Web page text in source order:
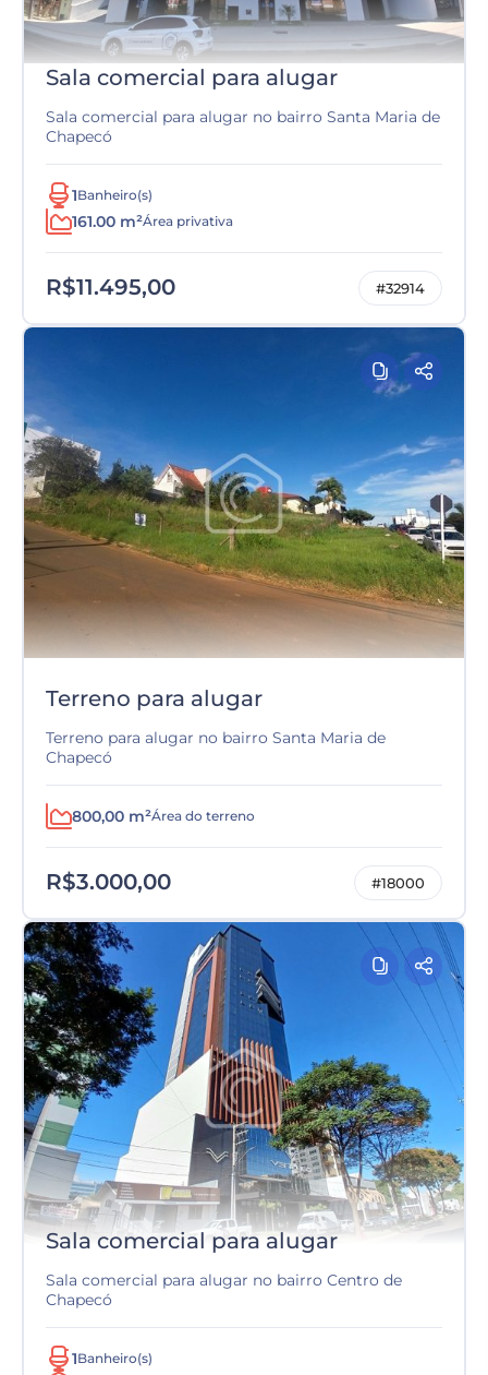
Sala comercial para alugar
Sala comercial para alugar no bairro Santa Maria de
Chapecó
1Banheiro(s)
161.00 m²Área privativa
R$11.495,00 #32914
Terreno para alugar
Terreno para alugar no bairro Santa Maria de
Chapecó
800,00 m²Área do terreno
R$3.000,00 #18000
Sala comercial para alugar
Sala comercial para alugar no bairro Centro de
Chapecó
1Banheiro(s)